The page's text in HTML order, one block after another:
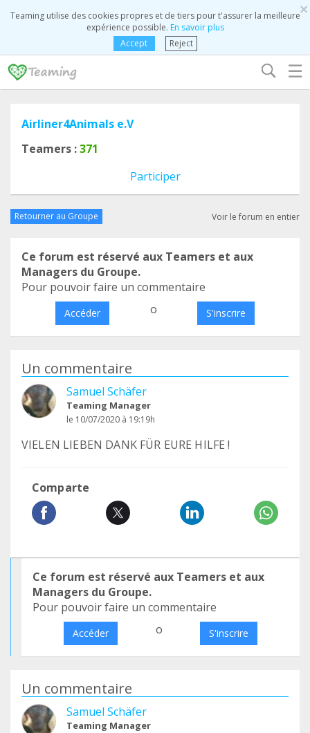
×
Teaming utilise des cookies propres et de tiers pour t'assurer la meilleure
expérience possible. En savoir plus
Accept
Reject
☰
Airliner4Animals e.V
Teamers :371
Participer
Retourner au Groupe Voir le forum en entier
Ce forum est réservé aux Teamers et aux
Managers du Groupe.
Pour pouvoir faire un commentaire
Accéder o S'inscrire
Un commentaire
Samuel Schäfer
Teaming Manager
le 10/07/2020 à 19:19h
VIELEN LIEBEN DANK FÜR EURE HILFE !
Comparte
Ce forum est réservé aux Teamers et aux
Managers du Groupe.
Pour pouvoir faire un commentaire
Accéder o S'inscrire
Un commentaire
Samuel Schäfer
Teaming Manager